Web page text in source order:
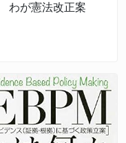
わが憲法改正案